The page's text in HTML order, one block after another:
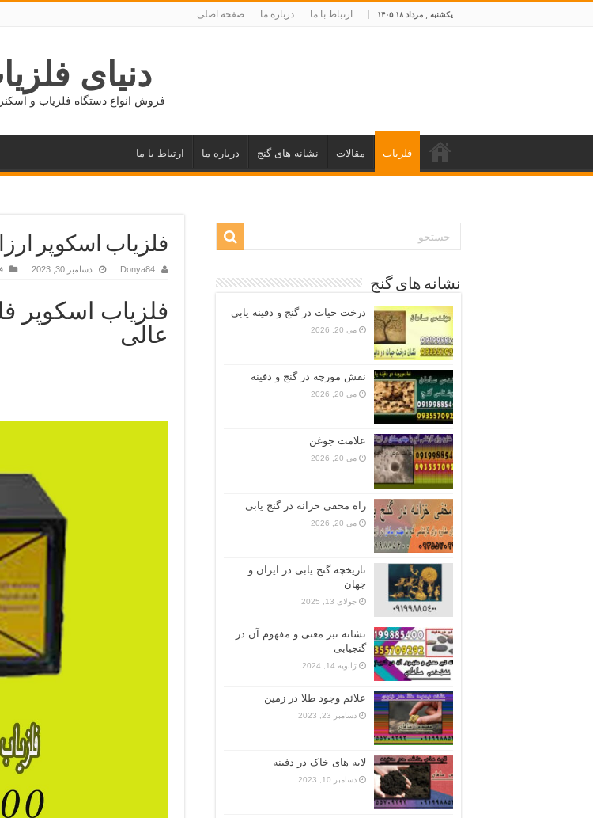
یکشنبه , مرداد ۱۸ ۱۴۰۵ ارتباط با ما درباره ما صفحه اصلی
دنیای
فروش انواع دستگاه فلزیاب و
فلزیاب مقالات نشانه های گنج درباره ما ارتباط با ما
فلزیاب اسکوپر
Donya84 دسامبر 30, 2023
فلزیاب اسکوپر
عالی
نشانه های گنج
درخت حیات در گنج و دفینه یابی
می 20, 2026
نقش مورچه در گنج و دفینه
می 20, 2026
علامت جوغن
می 20, 2026
راه مخفی خزانه در گنج یابی
می 20, 2026
تاریخچه گنج‌ یابی در ایران و
جهان
جولای 13, 2025
نشانه تبر معنی و مفهوم آن در
گنجیابی
ژانویه 14, 2024
علائم وجود طلا در زمین
دسامبر 23, 2023
لایه های خاک در دفینه
دسامبر 10, 2023